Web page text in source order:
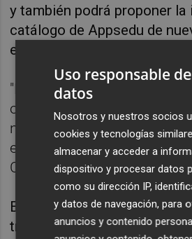
y también podrá proponer la
catálogo de Appsedu de
educativas.
"Estas peticiones son
objetivo de incluir aquellas
normativa vigente, puedan
el entorno educativo", ha
Conselleria.
En cuanto a la protección de
transparencia, se
Uso responsable
datos
Nosotros y nuestros socios
cookies y tecnologías
almacenar y acceder a
dispositivo y procesar datos
como su dirección IP,
y datos de navegación, para
anuncios y contenido